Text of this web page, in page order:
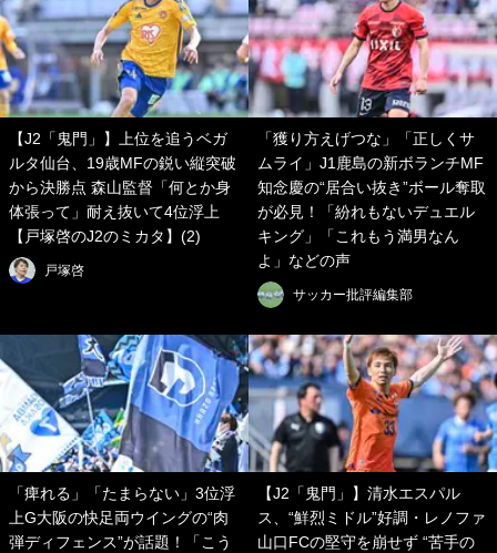
【J2「鬼門」】上位を追うベガ
ルタ仙台、19歳MFの鋭い縦突破
から決勝点 森山監督「何とか身
体張って」耐え抜いて4位浮上
【戸塚啓のJ2のミカタ】(2)
戸塚啓
「獲り方えげつな」「正しくサ
ムライ」J1鹿島の新ボランチMF
知念慶の“居合い抜き”ボール奪取
が必見！「紛れもないデュエル
キング」「これもう満男なん
よ」などの声
サッカー批評編集部
「痺れる」「たまらない」3位浮
上G大阪の快足両ウイングの“肉
弾ディフェンス”が話題！「こう
【J2「鬼門」】清水エスパル
ス、“鮮烈ミドル”好調・レノファ
山口FCの堅守を崩せず “苦手の